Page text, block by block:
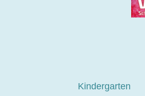
Kindergarten